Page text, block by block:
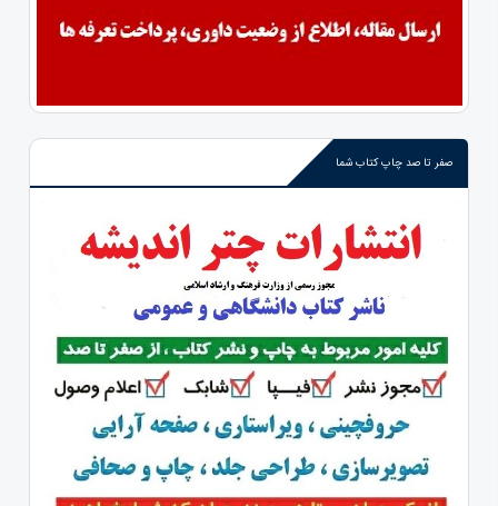
صفر تا صد چاپ کتاب شما